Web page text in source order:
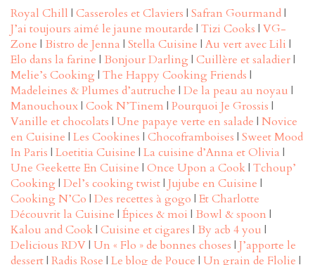
Royal Chill | Casseroles et Claviers | Safran Gourmand|
J’ai toujours aimé le jaune moutarde | Tizi Cooks | VG-
Zone | Bistro de Jenna | Stella Cuisine | Au vert avec Lili |
Elo dans la farine | Bonjour Darling| Cuillère et saladier|
Melie’s Cooking| The Happy Cooking Friends |
Madeleines & Plumes d’autruche | De la peau au noyau |
Manouchoux| Cook N’Tinem | Pourquoi Je Grossis |
Vanille et chocolats | Une papaye verte en salade | Novice
en Cuisine | Les Cookines | Chocoframboises | Sweet Mood
In Paris | Loetitia Cuisine | La cuisine d’Anna et Olivia |
Une Geekette En Cuisine | Once Upon a Cook| Tchoup’
Cooking| Del’s cooking twist| Jujube en Cuisine |
Cooking N’Co | Des recettes à gogo | Et Charlotte
Découvrit la Cuisine | Épices & moi | Bowl & spoon |
Kalou and Cook| Cuisine et cigares | By acb 4 you |
Delicious RDV| Un « Flo » de bonnes choses | J’apporte le
dessert| Radis Rose | Le blog de Pouce | Un grain de Flolie |